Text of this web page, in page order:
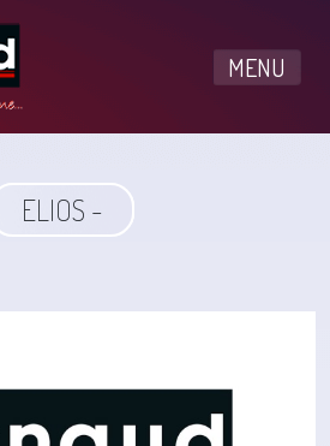
MENU
ELIOS -